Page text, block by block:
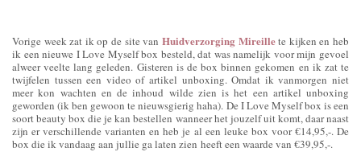
Vorige week zat ik op de site van Huidverzorging Mireillete kijken en heb
ik een nieuwe I Love Myself box besteld, dat was namelijk voor mijn gevoel
alweer veelte lang geleden. Gisteren is de box binnen gekomen en ik zat te
twijfelen tussen een video of artikel unboxing. Omdat ik vanmorgen niet
meer kon wachten en de inhoud wilde zien is het een artikel unboxing
geworden (ik ben gewoon te nieuwsgierig haha). De I Love Myself box is een
soort beauty box die je kan bestellen wanneer het jouzelf uit komt, daar naast
zijn er verschillende varianten en heb je al een leuke box voor €14,95,-. De
box die ik vandaag aan jullie ga laten zien heeft een waarde van €39,95,-.